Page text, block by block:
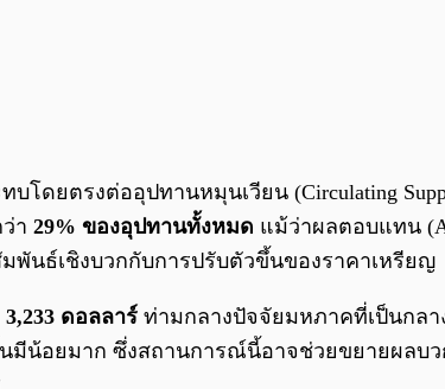
บโดยตรงต่ออุปทานหมุนเวียน (Circulating
า 29% ของอุปทานทั้งหมด แม้ว่าผลตอบแทน
พันธ์เชิงบวกกับการปรับตัวขึ้นของราคาเหรียญ
3,233 ดอลลาร์ ท่ามกลางปัจจัยมหภาคที่เป็นกลา
นมีน้อยมาก ซึ่งสถานการณ์นี้อาจช่วยขยายผลบ